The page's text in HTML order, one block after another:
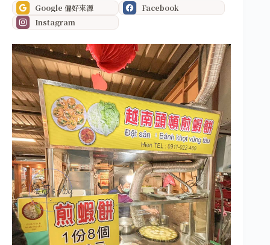
Google 偏好來源
Facebook
Instagram